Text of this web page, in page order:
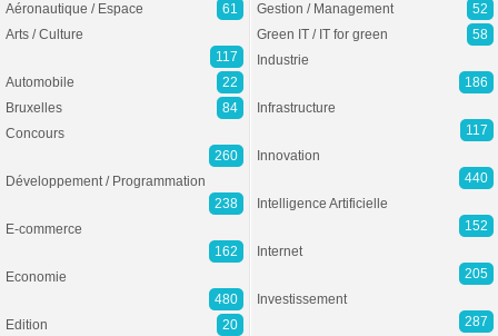
Aéronautique / Espace
61
Arts / Culture
117
Automobile
22
Bruxelles
84
Concours
260
Développement / Programmation
238
E-commerce
162
Economie
480
Edition
20
Gestion / Management
52
Green IT / IT for green
58
Industrie
186
Infrastructure
117
Innovation
440
Intelligence Artificielle
152
Internet
205
Investissement
287